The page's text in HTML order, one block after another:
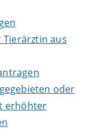
aus
oder
erhöhter